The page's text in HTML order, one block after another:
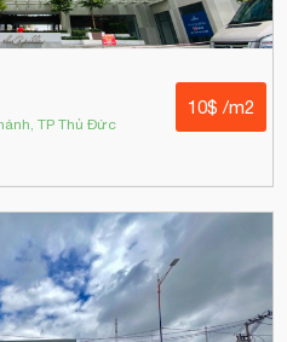
TP Thủ Đức
10$ /m2